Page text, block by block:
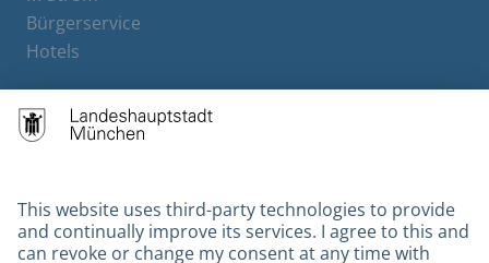
Bürgerservice
Hotels
Contact
Leichte Sprache
Gebärdensprache